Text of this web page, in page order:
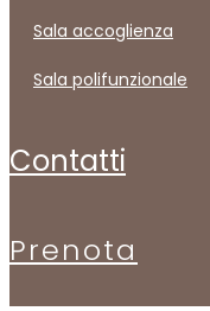
sala accoglienza
sala polifunzionale
contatti
prenota